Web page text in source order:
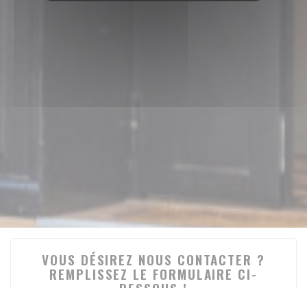
VOUS DÉSIREZ NOUS CONTACTER ?
REMPLISSEZ LE FORMULAIRE CI-